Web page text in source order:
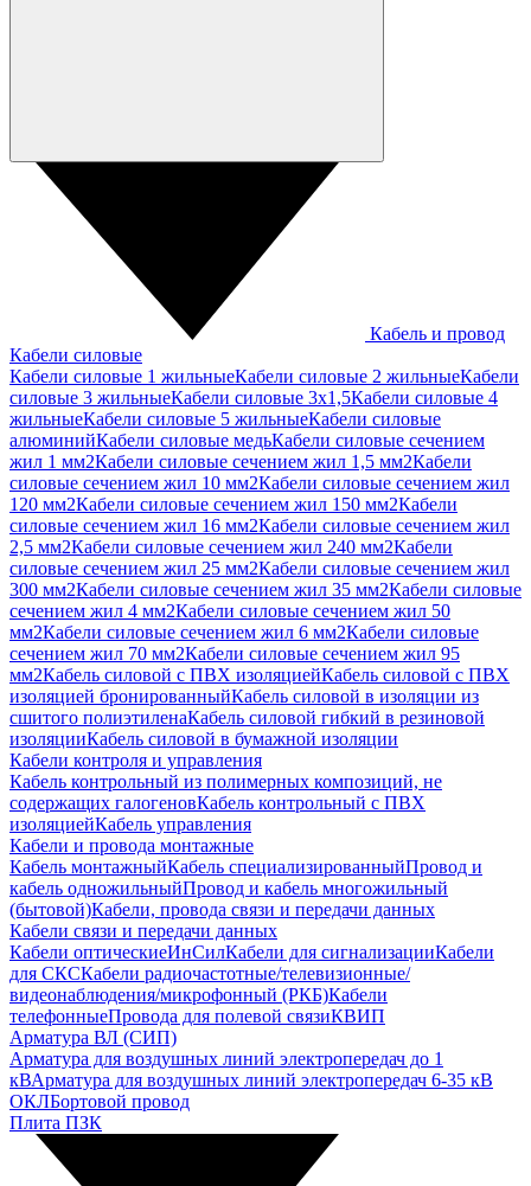
Кабель и провод
Кабели силовые
Кабели силовые 1 жильныеКабели силовые 2 жильныеКабели
силовые 3 жильныеКабели силовые 3х1,5Кабели силовые 4
жильныеКабели силовые 5 жильныеКабели силовые
алюминийКабели силовые медьКабели силовые сечением
жил 1 мм2Кабели силовые сечением жил 1,5 мм2Кабели
силовые сечением жил 10 мм2Кабели силовые сечением жил
120 мм2Кабели силовые сечением жил 150 мм2Кабели
силовые сечением жил 16 мм2Кабели силовые сечением жил
2,5 мм2Кабели силовые сечением жил 240 мм2Кабели
силовые сечением жил 25 мм2Кабели силовые сечением жил
300 мм2Кабели силовые сечением жил 35 мм2Кабели силовые
сечением жил 4 мм2Кабели силовые сечением жил 50
мм2Кабели силовые сечением жил 6 мм2Кабели силовые
сечением жил 70 мм2Кабели силовые сечением жил 95
мм2Кабель силовой с ПВХ изоляциейКабель силовой с ПВХ
изоляцией бронированныйКабель силовой в изоляции из
сшитого полиэтиленаКабель силовой гибкий в резиновой
изоляцииКабель силовой в бумажной изоляции
Кабели контроля и управления
Кабель контрольный из полимерных композиций, не
содержащих галогеновКабель контрольный с ПВХ
изоляциейКабель управления
Кабели и провода монтажные
Кабель монтажныйКабель специализированныйПровод и
кабель одножильныйПровод и кабель многожильный
(бытовой)Кабели, провода связи и передачи данных
Кабели связи и передачи данных
Кабели оптическиеИнСилКабели для сигнализацииКабели
для СКСКабели радиочастотные/телевизионные/
видеонаблюдения/микрофонный (РКБ)Кабели
телефонныеПровода для полевой связиКВИП
Арматура ВЛ (СИП)
Арматура для воздушных линий электропередач до 1
кВАрматура для воздушных линий электропередач 6-35 кВ
ОКЛБортовой провод
Плита ПЗК